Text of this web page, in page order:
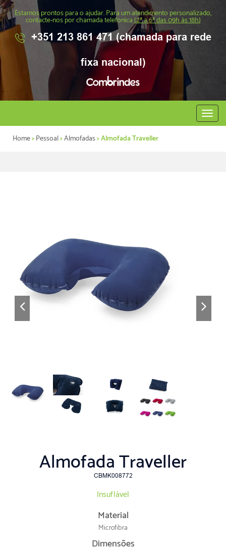
Estamos prontos para o ajudar. Para um atendimento personalizado,
contacte-nos por chamada telefonica(2ª a 6ª das 09h às 18h)
+351 213 861 471 (chamada para rede
fixa nacional)
Abrir
menu
Home>Pessoal>Almofadas> Almofada Traveller
Almofada Traveller
CBMK008772
Insuflável
Material
Microfibra
Dimensões